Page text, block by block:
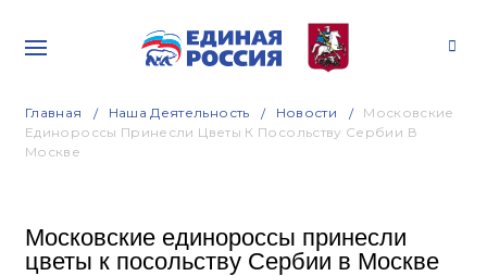
Главная Наша Деятельность Новости
Московские
Единороссы Принесли Цветы К Посольству Сербии В
Москве
Московские единороссы принесли
цветы к посольству Сербии в Москве